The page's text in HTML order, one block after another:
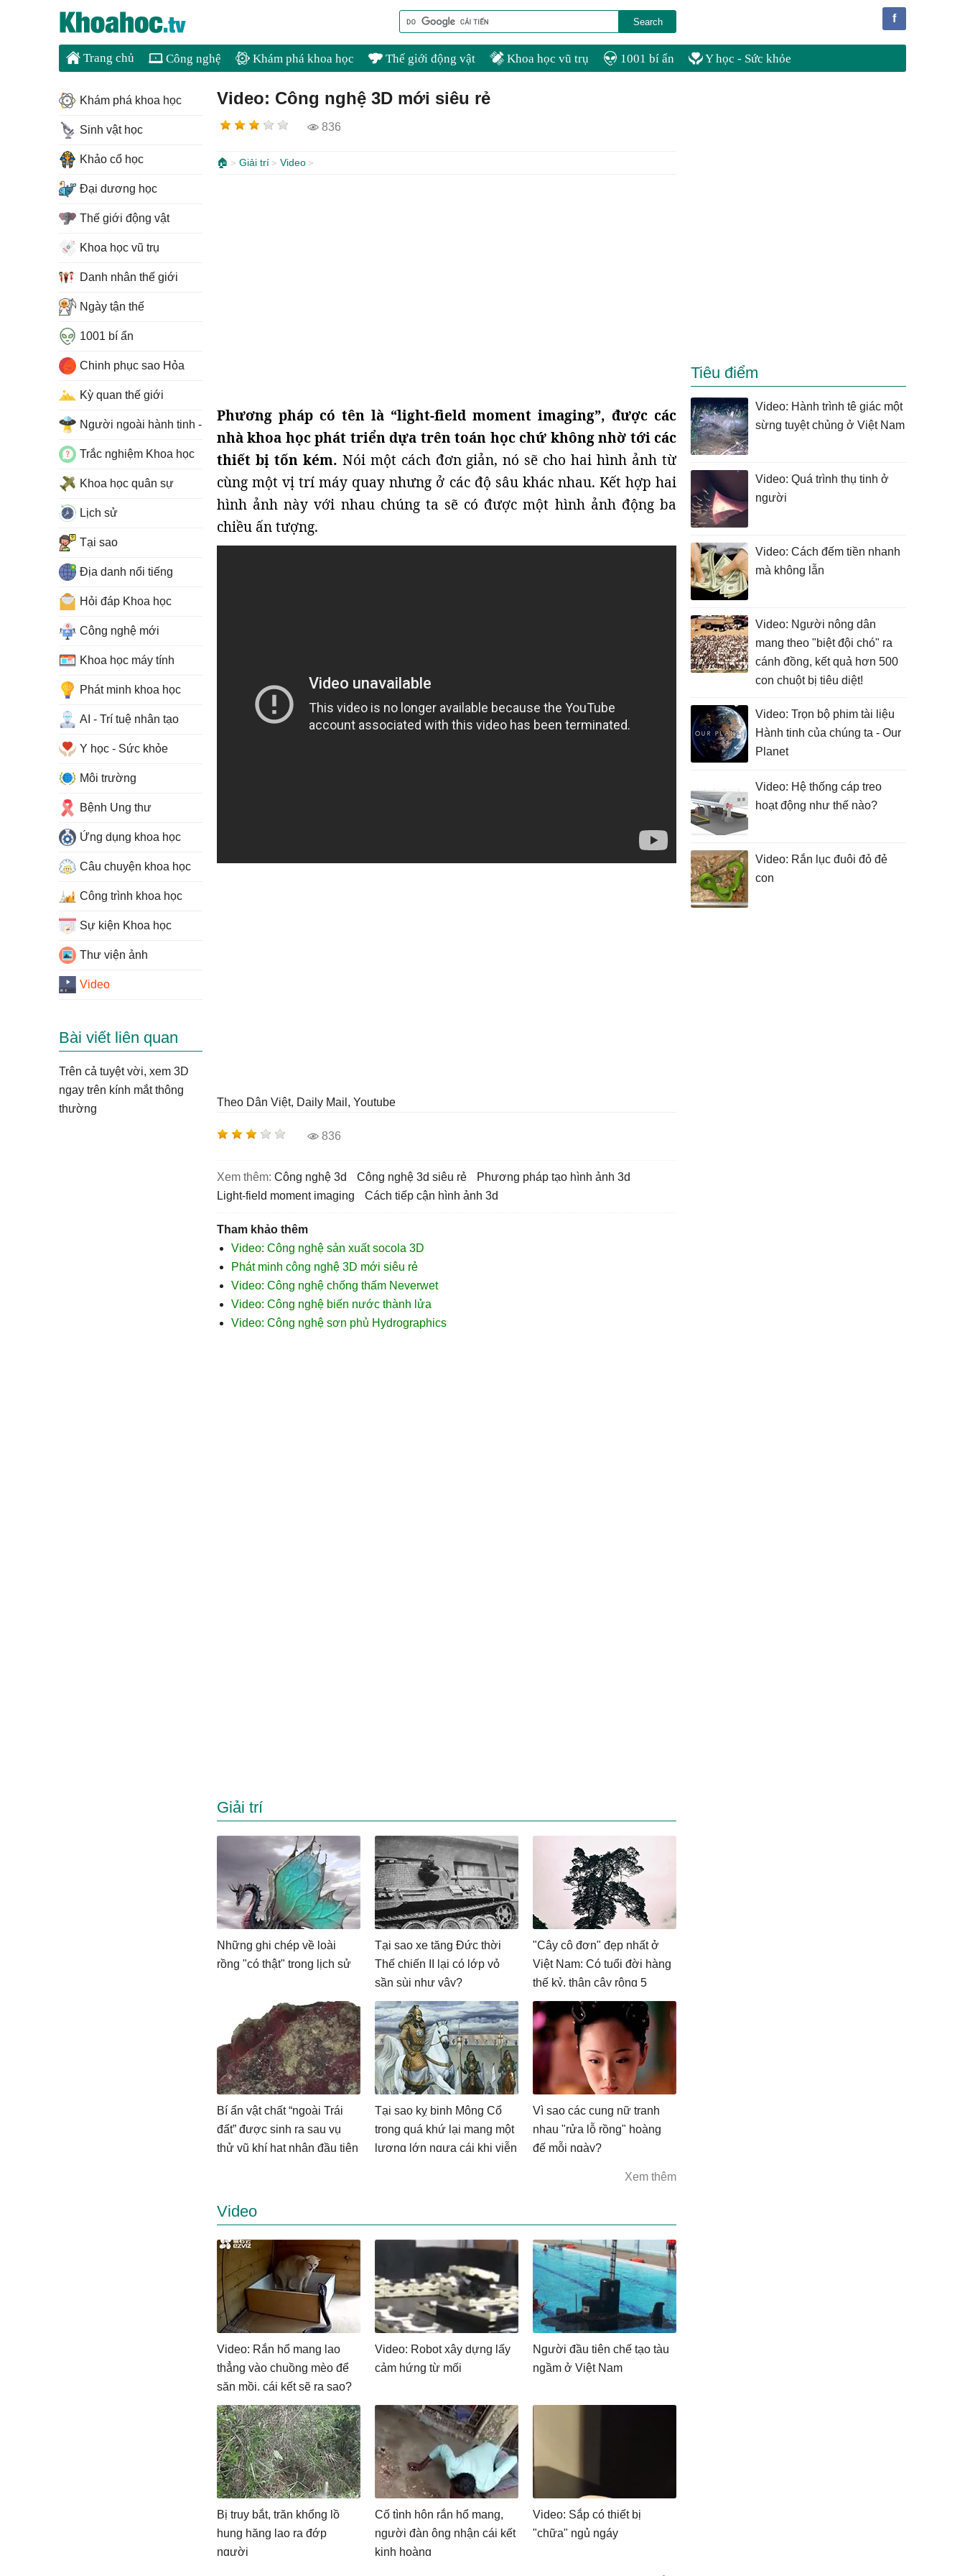
f
Trang chủ Công nghệ Khám phá khoa học Thế giới động vật Khoa học vũ trụ 1001 bí ẩn Y học - Sức khỏe
Video: Công nghệ 3D mới siêu rẻ
836
🏠 Giải trí Video
Phương pháp có tên là “light-field moment imaging”, được các
nhà khoa học phát triển dựa trên toán học chứ không nhờ tới các
thiết bị tốn kém. Nói một cách đơn giản, nó sẽ cho hai hình ảnh từ
cùng một vị trí máy quay nhưng ở các độ sâu khác nhau. Kết hợp hai
hình ảnh này với nhau chúng ta sẽ có được một hình ảnh động ba
chiều ấn tượng.
Theo Dân Việt, Daily Mail, Youtube
836
Xem thêm: công nghệ 3d công nghệ 3d siêu rẻ
phương pháp tạo hình ảnh 3d
light-field moment imaging
cách tiếp cận hình ảnh 3d
Tham khảo thêm
Video: Công nghệ sản xuất socola 3D
Phát minh công nghệ 3D mới siêu rẻ
Video: Công nghệ chống thấm Neverwet
Video: Công nghệ biến nước thành lửa
Video: Công nghệ sơn phủ Hydrographics
Giải trí
Những ghi chép về loài
rồng "có thật" trong lịch sử
Tại sao xe tăng Đức thời
Thế chiến II lại có lớp vỏ
sần sùi như vậy?
"Cây cô đơn" đẹp nhất ở
Việt Nam: Có tuổi đời hàng
thế kỷ, thân cây rộng 5
người ôm không hết
Bí ẩn vật chất “ngoài Trái
đất” được sinh ra sau vụ
thử vũ khí hạt nhân đầu tiên
Tại sao kỵ binh Mông Cổ
trong quá khứ lại mang một
lượng lớn ngựa cái khi viễn
Vì sao các cung nữ tranh
nhau "rửa lỗ rồng" hoàng
đế mỗi ngày?
Xem thêm
Video
Video: Rắn hổ mang lao
thẳng vào chuồng mèo để
săn mồi, cái kết sẽ ra sao?
Video: Robot xây dựng lấy
cảm hứng từ mối
Người đầu tiên chế tạo tàu
ngầm ở Việt Nam
Bị truy bắt, trăn khổng lồ
hung hăng lao ra đớp
người
Cố tình hôn rắn hổ mang,
người đàn ông nhận cái kết
kinh hoàng
Video: Sắp có thiết bị
"chữa" ngủ ngáy
Tiêu điểm
Video: Hành trình tê giác một
sừng tuyệt chủng ở Việt Nam
Video: Quá trình thụ tinh ở
người
Video: Cách đếm tiền nhanh
mà không lẫn
Video: Người nông dân
mang theo "biệt đội chó" ra
cánh đồng, kết quả hơn 500
con chuột bị tiêu diệt!
Video: Trọn bộ phim tài liệu
Hành tinh của chúng ta - Our
Planet
Video: Hệ thống cáp treo
hoạt động như thế nào?
Video: Rắn lục đuôi đỏ đẻ
con
Khám phá khoa học
Sinh vật học
Khảo cổ học
Đại dương học
Thế giới động vật
Khoa học vũ trụ
Danh nhân thế giới
Ngày tận thế
1001 bí ẩn
Chinh phục sao Hỏa
Kỳ quan thế giới
Người ngoài hành tinh - UFO
Trắc nghiệm Khoa học
Khoa học quân sự
Lịch sử
Tại sao
Địa danh nổi tiếng
Hỏi đáp Khoa học
Công nghệ mới
Khoa học máy tính
Phát minh khoa học
AI - Trí tuệ nhân tạo
Y học - Sức khỏe
Môi trường
Bệnh Ung thư
Ứng dụng khoa học
Câu chuyện khoa học
Công trình khoa học
Sự kiện Khoa học
Thư viện ảnh
Video
Bài viết liên quan
Trên cả tuyệt vời, xem 3D
ngay trên kính mắt thông
thường